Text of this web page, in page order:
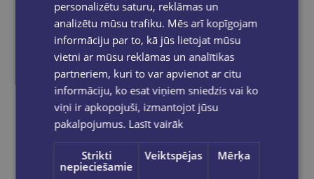
izsūtīti 2-5 darba dienu laikā.
Bezmaksas piegādeuz OMNIVA
pakomātiem Latvijā pasūtījumiem no €40.00.
Bezmaksas piegāde jebkurā GLOBUSS
grāmatnīcā 1-5 darba dienu laikā, kad
pasūtījums būs gatavs saņemšanai, saņemsi
e-pastu un/ vai SMS.
Dalies sociālajos tīklos:
personalizētu saturu, reklāmas un
analizētu mūsu trafiku. Mēs arī kopīgojam
informāciju par to, kā jūs lietojat mūsu
vietni ar mūsu reklāmas un analītikas
partneriem, kuri to var apvienot ar citu
informāciju, ko esat viņiem sniedzis vai ko
viņi ir apkopojuši, izmantojot jūsu
pakalpojumus. Lasīt vairāk
Strikti
nepieciešamie
Veiktspējas Mērķa